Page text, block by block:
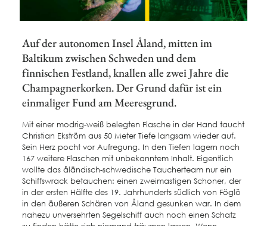
Auf der autonomen Insel Åland, mitten im
Baltikum zwischen Schweden und dem
finnischen Festland, knallen alle zwei Jahre die
Champagnerkorken. Der Grund dafür ist ein
einmaliger Fund am Meeresgrund.
Mit einer modrig-weiß belegten Flasche in der Hand taucht
Christian Ekström aus 50 Meter Tiefe langsam wieder auf.
Sein Herz pocht vor Aufregung. In den Tiefen lagern noch
167 weitere Flaschen mit unbekanntem Inhalt. Eigentlich
wollte das åländisch-schwedische Taucherteam nur ein
Schiffswrack betauchen: einen zweimastigen Schoner, der
in der ersten Hälfte des 19. Jahrhunderts südlich von Föglö
in den äußeren Schären von Åland gesunken war. In dem
nahezu unversehrten Segelschiff auch noch einen Schatz